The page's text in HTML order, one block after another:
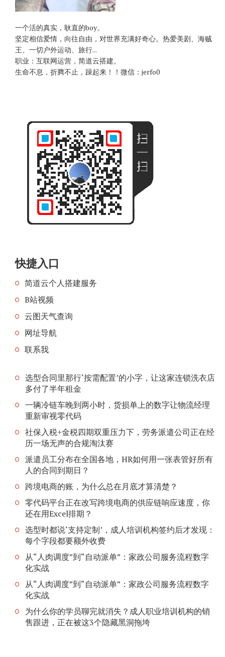
一个活的真实，耿直的boy。
坚定相信爱情，向往自由，对世界充满好奇心。热爱美剧、海贼
王、一切户外运动、旅行...
职业：互联网运营，简道云搭建。
生命不息，折腾不止，躁起来！！微信：jerfo0
快捷入口
简道云个人搭建服务
B站视频
云图天气查询
网址导航
联系我
选型合同里那行‘按需配置’的小字，让这家连锁洗衣店
多付了半年租金
一辆冷链车晚到两小时，货损单上的数字让物流经理
重新审视零代码
社保入税+金税四期双重压力下，劳务派遣公司正在经
历一场无声的合规淘汰赛
派遣员工分布在全国各地，HR如何用一张表管好所有
人的合同到期日？
跨境电商的账，为什么总在月底才算清楚？
零代码平台正在改写跨境电商的供应链响应速度，你
还在用Excel排期？
选型时都说‘支持定制’，成人培训机构签约后才发现：
每个字段都要额外收费
从“人肉调度”到“自动派单”：家政公司服务流程数字
化实战
从“人肉调度”到“自动派单”：家政公司服务流程数字
化实战
为什么你的学员聊完就消失？成人职业培训机构的销
售跟进，正在被这3个隐藏黑洞拖垮